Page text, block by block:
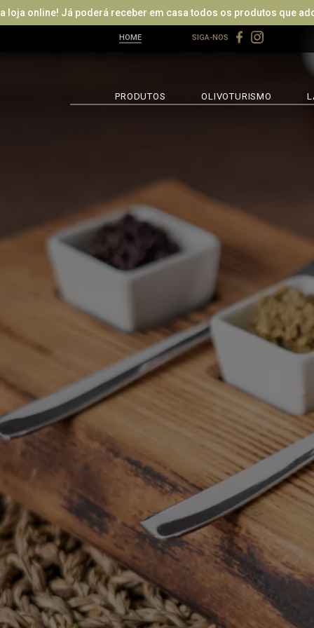
Já poderá receber em casa todos os produtos que adora,
HOME SIGA-NOS
PRODUTOS OLIVOTURISMO